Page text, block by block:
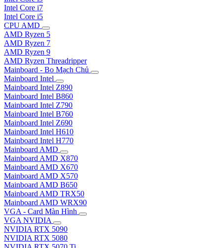
Intel Core i7
Intel Core i5
CPU AMD
AMD Ryzen 5
AMD Ryzen 7
AMD Ryzen 9
AMD Ryzen Threadripper
Mainboard - Bo Mạch Chủ
Mainboard Intel
Mainboard Intel Z890
Mainboard Intel B860
Mainboard Intel Z790
Mainboard Intel B760
Mainboard Intel Z690
Mainboard Intel H610
Mainboard Intel H770
Mainboard AMD
Mainboard AMD X870
Mainboard AMD X670
Mainboard AMD X570
Mainboard AMD B650
Mainboard AMD TRX50
Mainboard AMD WRX90
VGA - Card Màn Hình
VGA NVIDIA
NVIDIA RTX 5090
NVIDIA RTX 5080